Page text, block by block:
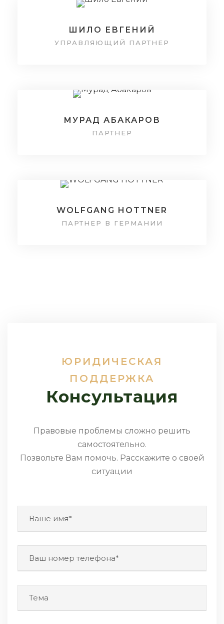
ШИЛО ЕВГЕНИЙ
УПРАВЛЯЮЩИЙ ПАРТНЕР
МУРАД АБАКАРОВ
ПАРТНЕР
WOLFGANG HOTTNER
ПАРТНЕР В ГЕРМАНИИ
ЮРИДИЧЕСКАЯ
ПОДДЕРЖКА
Консультация
Правовые проблемы сложно решить
самостоятельно.
Позвольте Вам помочь. Расскажите о своей
ситуации